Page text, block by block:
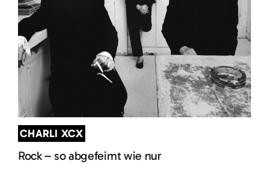
CHARLI XCX
Rock – so abgefeimt wie nur